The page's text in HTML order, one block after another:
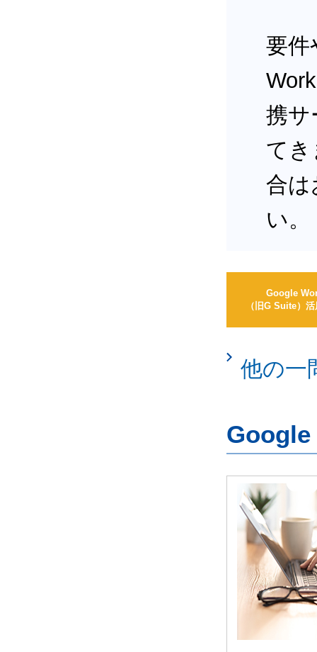
要件
携サ
てき
合は
い。
Google
（旧G Suite）
他の一
Google